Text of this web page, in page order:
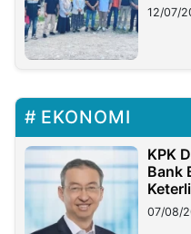
12/07/
EKONOMI
KPK
Bank
Miliar
07/08/